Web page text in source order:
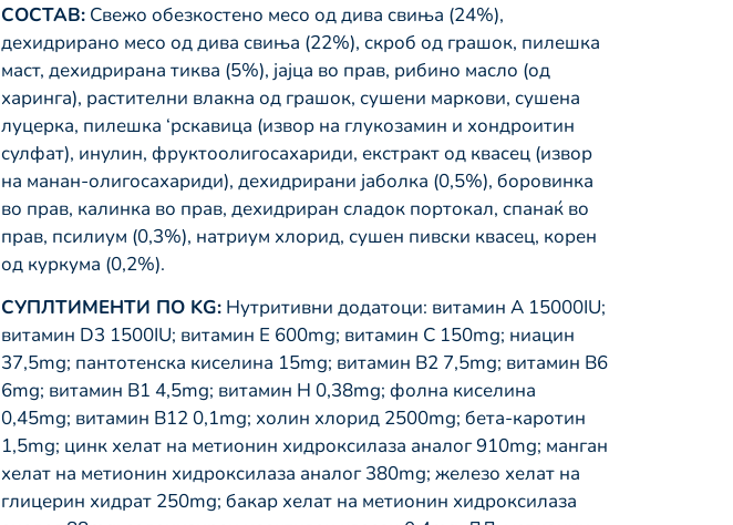
СОСТАВ:Свежо обезкостено месо од дива свиња (24%),
дехидрирано месо од дива свиња (22%), скроб од грашок, пилешка
маст, дехидрирана тиква (5%), јајца во прав, рибино масло (од
харинга), растителни влакна од грашок, сушени маркови, сушена
луцерка, пилешка ‘рскавица (извор на глукозамин и хондроитин
сулфат), инулин, фруктоолигосахариди, екстракт од квасец (извор
на манан-олигосахариди), дехидрирани јаболка (0,5%), боровинка
во прав, калинка во прав, дехидриран сладок портокал, спанаќ во
прав, псилиум (0,3%), натриум хлорид, сушен пивски квасец, корен
од куркума (0,2%).
СУПЛТИМЕНТИ ПО KG:Нутритивни додатоци: витамин А 15000IU;
витамин D3 1500IU; витамин Е 600mg; витамин С 150mg; ниацин
37,5mg; пантотенска киселина 15mg; витамин В2 7,5mg; витамин В6
6mg; витамин В1 4,5mg; витамин Н 0,38mg; фолна киселина
0,45mg; витамин В12 0,1mg; холин хлорид 2500mg; бета-каротин
1,5mg; цинк хелат на метионин хидроксилаза аналог 910mg; манган
хелат на метионин хидроксилаза аналог 380mg; железо хелат на
глицерин хидрат 250mg; бакар хелат на метионин хидроксилаза